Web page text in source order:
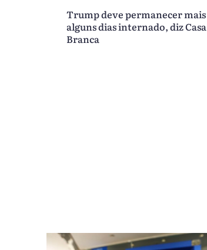
Trump deve permanecer mais
alguns dias internado, diz Casa
Branca